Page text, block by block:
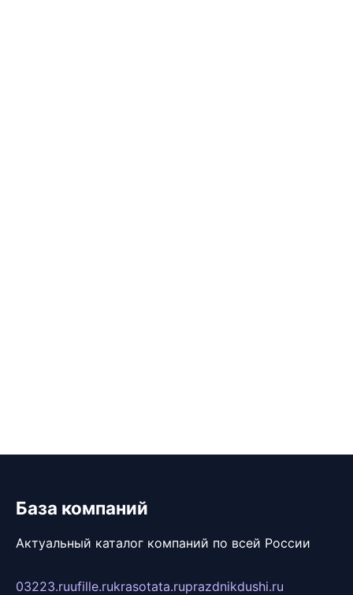
База компаний
Актуальный каталог компаний по всей России
03223.ruufille.rukrasotata.ruprazdnikdushi.ru